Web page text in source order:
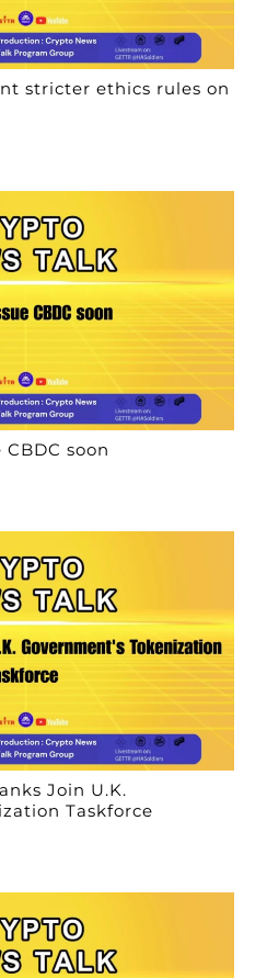
stricter ethics rules on
soon
Join U.K.
Taskforce